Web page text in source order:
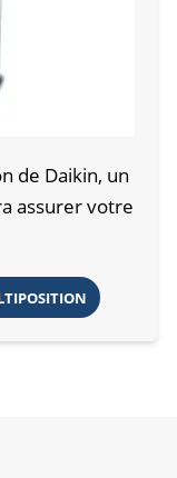
de Daikin, un
assurer votre